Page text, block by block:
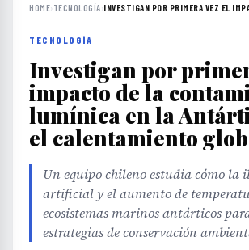
HOME› TECNOLOGÍA›INVESTIGAN POR PRIMERA VEZ EL
TECNOLOGÍA
Investigan por
impacto de la
lumínica en la
el calentamiento
Un equipo chileno estudia cómo la
artificial y el aumento de
ecosistemas marinos antárticos
estrategias de conservación